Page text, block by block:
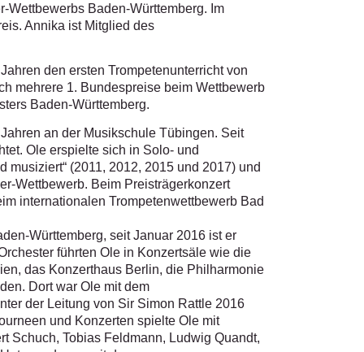
Baden-Württemberg. Im
Annika ist Mitglied des
den ersten Trompetenunterricht von
mehrere 1. Bundespreise beim Wettbewerb
Baden-Württemberg.
an der Musikschule Tübingen. Seit
Ole erspielte sich in Solo- und
(2011, 2012, 2015 und 2017) und
Wettbewerb. Beim Preisträgerkonzert
internationalen Trompetenwettbewerb Bad
Württemberg, seit Januar 2016 ist er
führten Ole in Konzertsäle wie die
das Konzerthaus Berlin, die Philharmonie
Dort war Ole mit dem
der Leitung von Sir Simon Rattle 2016
und Konzerten spielte Ole mit
Schuch, Tobias Feldmann, Ludwig Quandt,